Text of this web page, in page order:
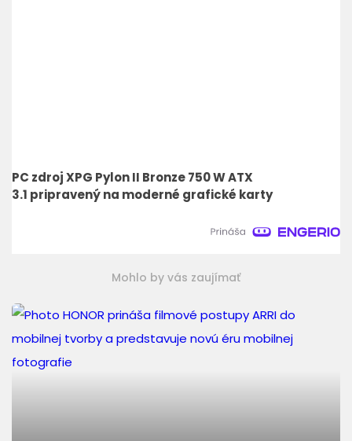
PC zdroj XPG Pylon II Bronze 750 W ATX
3.1 pripravený na moderné grafické karty
Mohlo by vás zaujímať